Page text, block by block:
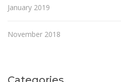
January 2019
November 2018